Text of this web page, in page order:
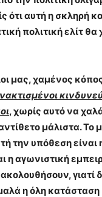
ότι αυτή η σκληρή
πολιτική ελίτ θα
μας, χαμένος
, χωρίς αυτό να
μάλιστα. Το
την υπόθεση είναι
η αγωνιστική
γιατί
η όλη